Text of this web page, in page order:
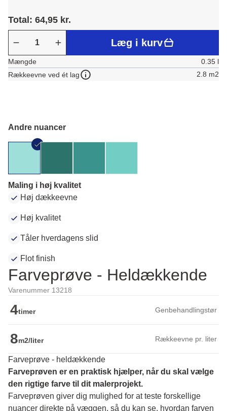
Total: 64,95 kr.
Læg i kurv
Mængde
0.35 l
Rækkeevne ved ét lag
2.8 m2
Andre nuancer
Maling i høj kvalitet
Høj dækkeevne
Høj kvalitet
Tåler hverdagens slid
Flot finish
Farveprøve - Heldækkende
Varenummer 13218
4timer Genbehandlingstør
8m2/liter Rækkeevne pr. liter
Farveprøve - heldækkende
Farveprøven er en praktisk hjælper, når du skal vælge
den rigtige farve til dit malerprojekt.
Farveprøven giver dig mulighed for at teste forskellige
nuancer direkte på væggen, så du kan se, hvordan farven